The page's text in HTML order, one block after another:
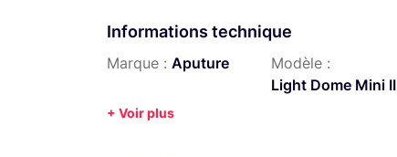
Informations technique
Marque : Aputure
Modèle :
Light Dome Mini II
+ Voir plus